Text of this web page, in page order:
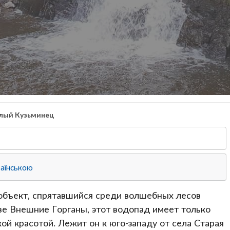
Кузьминец
спрятавшийся среди волшебных лесов
Внешние Горганы, этот водопад имеет только
красотой. Лежит он к юго-западу от села Старая